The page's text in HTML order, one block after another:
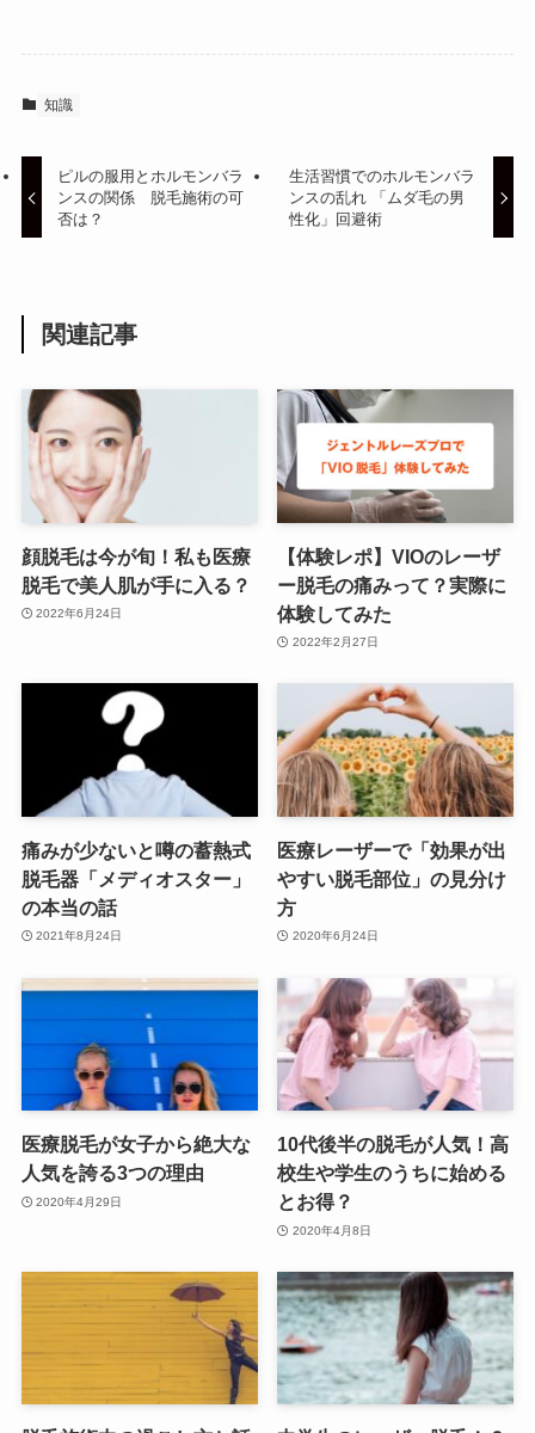
知識
ピルの服用とホルモンバラ
ンスの関係 脱毛施術の可
否は？
生活習慣でのホルモンバラ
ンスの乱れ 「ムダ毛の男
性化」回避術
関連記事
顔脱毛は今が旬！私も医療
脱毛で美人肌が手に入る？
2022年6月24日
【体験レポ】VIOのレーザ
ー脱毛の痛みって？実際に
体験してみた
2022年2月27日
痛みが少ないと噂の蓄熱式
脱毛器「メディオスター」
の本当の話
2021年8月24日
医療レーザーで「効果が出
やすい脱毛部位」の見分け
方
2020年6月24日
医療脱毛が女子から絶大な
人気を誇る3つの理由
2020年4月29日
10代後半の脱毛が人気！高
校生や学生のうちに始める
とお得？
2020年4月8日